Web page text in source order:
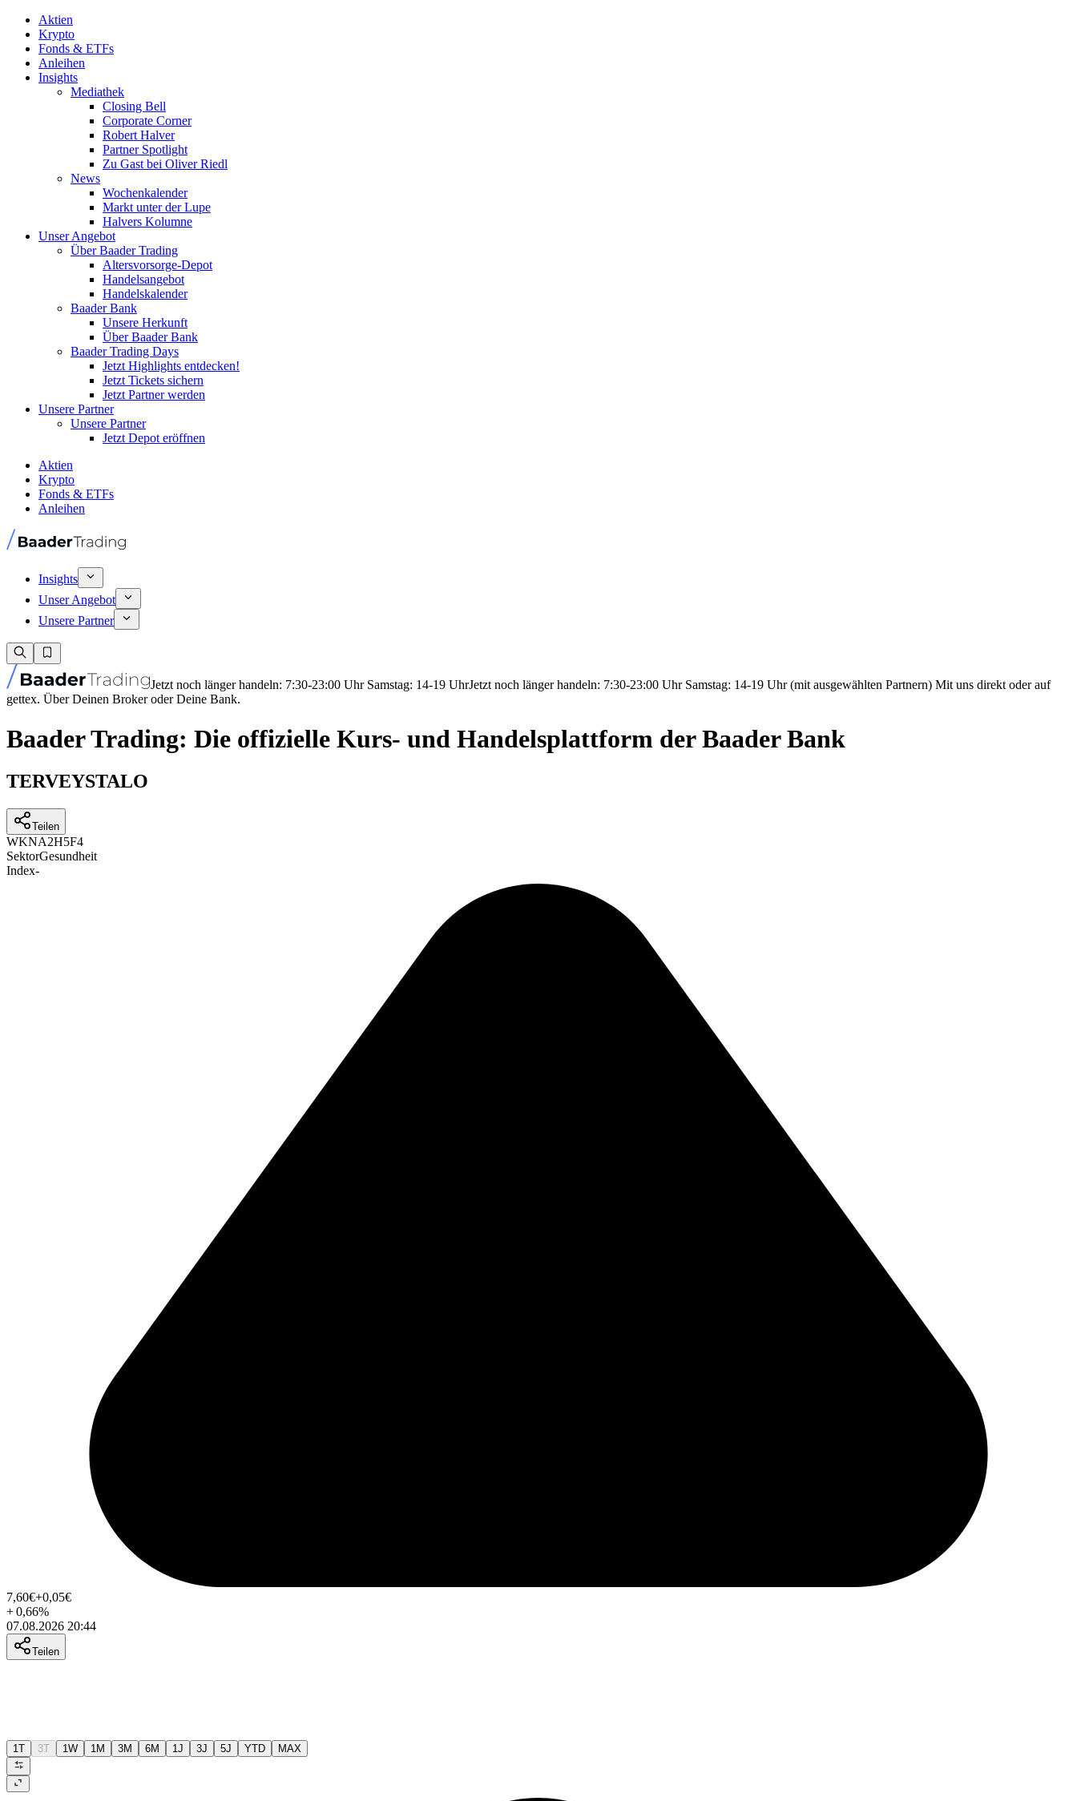
Aktien
Krypto
Fonds & ETFs
Anleihen
Insights
Mediathek
Closing Bell
Corporate Corner
Robert Halver
Partner Spotlight
Zu Gast bei Oliver Riedl
News
Wochenkalender
Markt unter der Lupe
Halvers Kolumne
Unser Angebot
Über Baader Trading
Altersvorsorge-Depot
Handelsangebot
Handelskalender
Baader Bank
Unsere Herkunft
Über Baader Bank
Baader Trading Days
Jetzt Highlights entdecken!
Jetzt Tickets sichern
Jetzt Partner werden
Unsere Partner
Unsere Partner
Jetzt Depot eröffnen
Aktien
Krypto
Fonds & ETFs
Anleihen
Insights
Unser Angebot
Unsere Partner
Jetzt noch länger handeln: 7:30-23:00 Uhr Samstag: 14-19 UhrJetzt noch länger handeln: 7:30-23:00 Uhr Samstag: 14-19 Uhr (mit ausgewählten Partnern) Mit uns direkt oder auf
gettex. Über Deinen Broker oder Deine Bank.
Baader Trading: Die offizielle Kurs- und Handelsplattform der Baader Bank
TERVEYSTALO
Teilen
WKNA2H5F4
SektorGesundheit
Index-
7,60€+0,05€
+0,66%
07.08.2026 20:44
Teilen
1T 3T 1W 1M 3M 6M 1J 3J 5J YTD MAX